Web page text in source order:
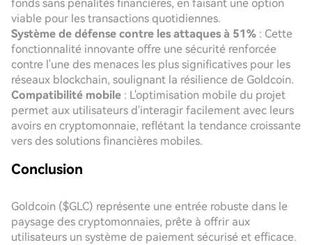
fonds sans pénalités financières, en faisant une option
viable pour les transactions quotidiennes.
Système de défense contre les attaques à 51% : Cette
fonctionnalité innovante offre une sécurité renforcée
contre l'une des menaces les plus significatives pour les
réseaux blockchain, soulignant la résilience de Goldcoin.
Compatibilité mobile : L'optimisation mobile du projet
permet aux utilisateurs d'interagir facilement avec leurs
avoirs en cryptomonnaie, reflétant la tendance croissante
vers des solutions financières mobiles.
Conclusion
Goldcoin ($GLC) représente une entrée robuste dans le
paysage des cryptomonnaies, prête à offrir aux
utilisateurs un système de paiement sécurisé et efficace.